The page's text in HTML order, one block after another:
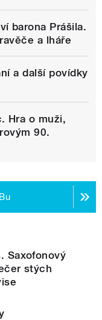
barona Prášila.
a lháře
a další povídky
Hra o muži,
90.
Saxofonový
stých